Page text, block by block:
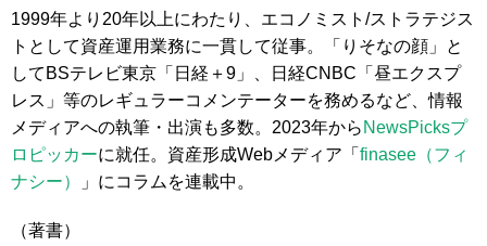
1999年より20年以上にわたり、エコノミスト/ストラテジス
トとして資産運用業務に一貫して従事。「りそなの顔」と
してBSテレビ東京「日経＋9」、日経CNBC「昼エクスプ
レス」等のレギュラーコメンテーターを務めるなど、情報
メディアへの執筆・出演も多数。2023年から NewsPicksプ
ロピッカーに就任。資産形成Webメディア「 finasee（フィ
ナシー）
」にコラムを連載中。
（著書）